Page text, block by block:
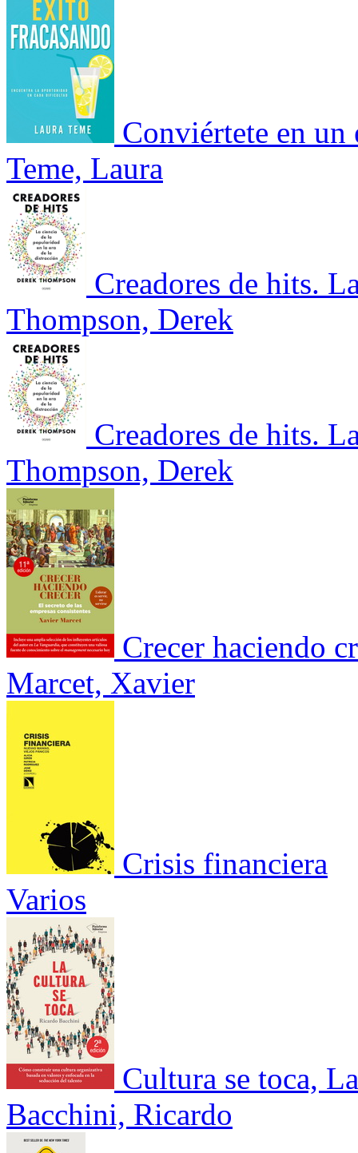
Conviértete en un
Teme, Laura
Creadores de hits.
Thompson, Derek
Creadores de hits.
Thompson, Derek
Crecer haciendo
Marcet, Xavier
Crisis financiera
Varios
Cultura se toca, La
Bacchini, Ricardo